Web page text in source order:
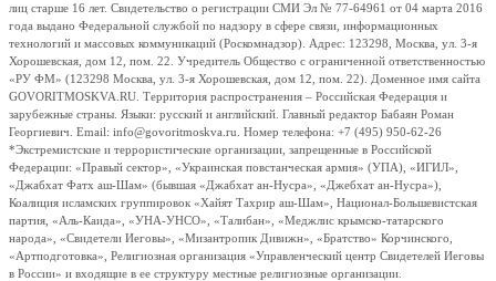
лиц старше 16 лет. Свидетельство о регистрации СМИ Эл № 77-64961 от 04 марта 2016
года выдано Федеральной службой по надзору в сфере связи, информационных
технологий и массовых коммуникаций (Роскомнадзор). Адрес: 123298, Москва, ул. 3-я
Хорошевская, дом 12, пом. 22. Учредитель Общество с ограниченной ответственностью
«РУ ФМ» (123298 Москва, ул. 3-я Хорошевская, дом 12, пом. 22). Доменное имя сайта
GOVORITMOSKVA.RU. Территория распространения – Российская Федерация и
зарубежные страны. Языки: русский и английский. Главный редактор Бабаян Роман
Георгиевич. Email: info@govoritmoskva.ru. Номер телефона: +7 (495) 950-62-26
*Экстремистские и террористические организации, запрещенные в Российской
Федерации: «Правый сектор», «Украинская повстанческая армия» (УПА), «ИГИЛ»,
«Джабхат Фатх аш-Шам» (бывшая «Джабхат ан-Нусра», «Джебхат ан-Нусра»),
Коалиция исламских группировок «Хайят Тахрир аш-Шам», Национал-Большевистская
партия, «Аль-Каида», «УНА-УНСО», «Талибан», «Меджлис крымско-татарского
народа», «Свидетели Иеговы», «Мизантропик Дивижн», «Братство» Корчинского,
«Артподготовка», Религиозная организация «Управленческий центр Свидетелей Иеговы
в России» и входящие в ее структуру местные религиозные организации.